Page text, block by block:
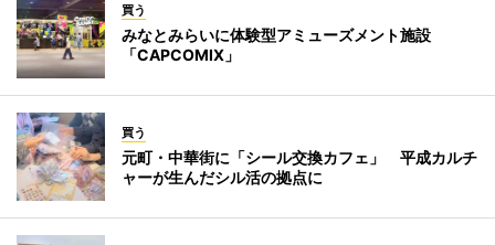
買う
みなとみらいに体験型アミューズメント施設
「CAPCOMIX」
買う
元町・中華街に「シール交換カフェ」 平成カルチ
ャーが生んだシル活の拠点に